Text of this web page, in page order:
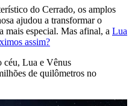
do Cerrado, os amplos
ajudou a transformar o
mais especial. Mas afinal, a Lua
assim?
céu, Lua e Vênus
de quilômetros no